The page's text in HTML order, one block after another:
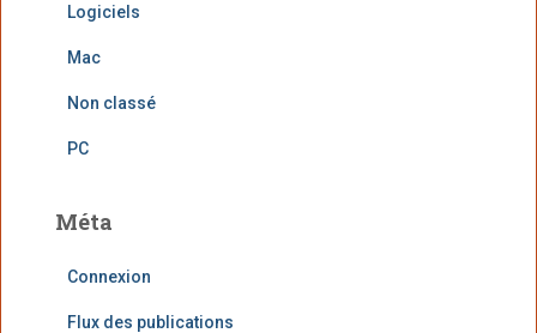
Logiciels
Mac
Non classé
PC
Méta
Connexion
Flux des publications